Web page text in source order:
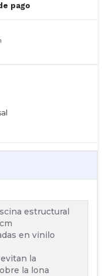
estructural
en vinilo
la
la lona
medios de pago